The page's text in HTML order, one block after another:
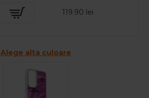
119.90 lei
Alege alta culoare